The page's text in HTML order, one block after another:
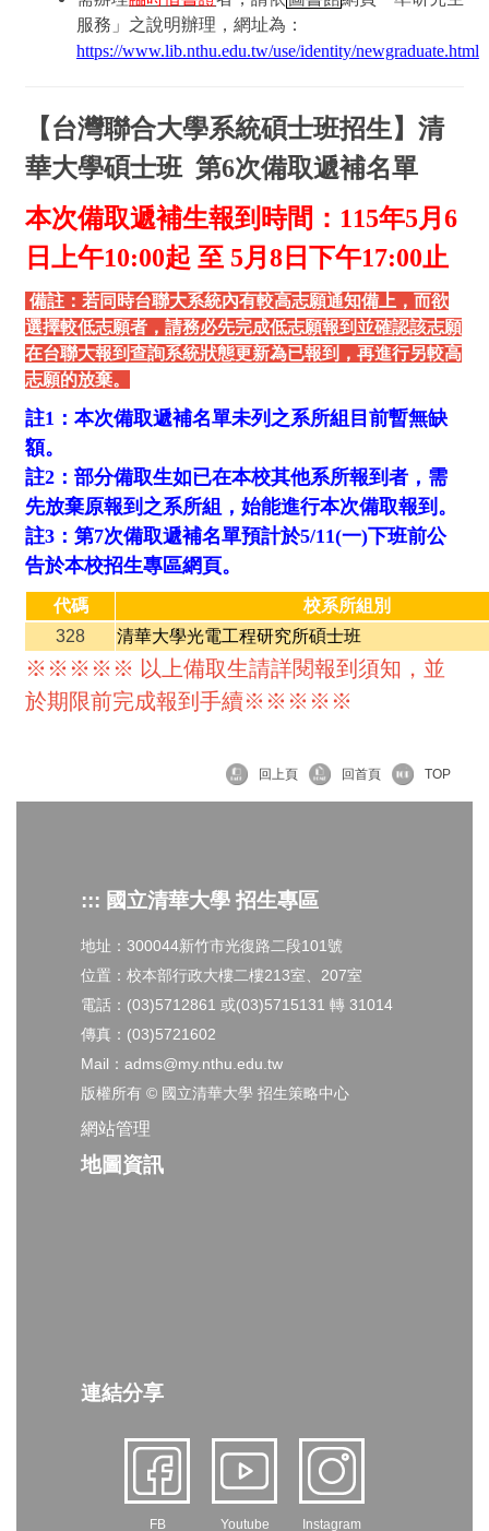
服務」之說明辦理，網址為：
https://www.lib.nthu.edu.tw/use/identity/newgraduate.html
【台灣聯合大學系統碩士班招生】清
華大學碩士班 第6次備取遞補名單
本次備取遞補生報到時間： 115年5月6
日上午10:00起 至 5月8 日下午17:00止
備註：若同時台聯大系統內有較高志願通知備上，而欲
選擇較低志願者，請務必先完成低志願報到並確認該志願
在台聯大報到查詢系統狀態更新為已報到，再進行另較高
志願的放棄。
註1：本次備取遞補名單未列之系所組目前暫無缺
額。
註2：部分備取生如已在本校其他系所報到者，需
先放棄原報到之系所組，始能進行本次備取報到。
註3：第7次備取遞補名單預計於5/11(一)下班前公
告於本校招生專區網頁。
代碼
校系所組別
328
清華大學光電工程研究所碩士班
※※※※※ 以上備取生請詳閱報到須知，並
於期限前完成報到手續※※※※※
回上頁 回首頁 TOP
::: 國立清華大學 招生專區
地址：300044新竹市光復路二段101號
位置：校本部行政大樓二樓213室、207室
電話：(03)5712861 或(03)5715131 轉 31014
傳真：(03)5721602
Mail：adms@my.nthu.edu.tw
版權所有 © 國立清華大學 招生策略中心
網站管理
地圖資訊
連結分享
FB Youtube Instagram